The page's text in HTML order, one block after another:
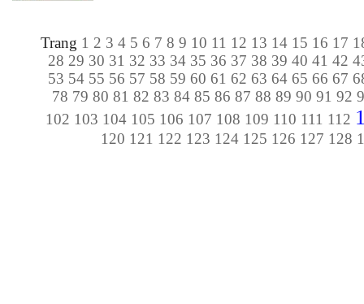
Trang 1 2 3 4 5 6 7 8 9 10 11 12 13 14 15 16 17
28 29 30 31 32 33 34 35 36 37 38 39 40 41 42
53 54 55 56 57 58 59 60 61 62 63 64 65 66 67
78 79 80 81 82 83 84 85 86 87 88 89 90 91 92
102 103 104 105 106 107 108 109 110 111 112
120 121 122 123 124 125 126 127 128